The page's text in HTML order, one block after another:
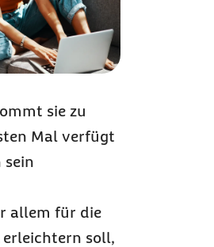
sie zu
Mal verfügt
sein
allem für die
erleichtern soll,